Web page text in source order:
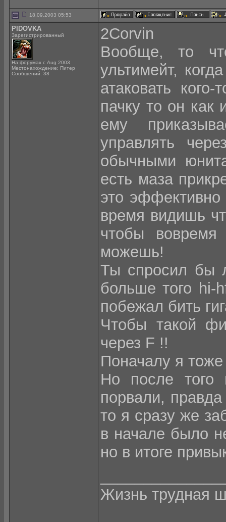
18.09.2003 05:53
PIDOVKA
Зарегистрированный
На форумах с Aug 2003
Местонахождение: Питер
Сообщений: 38
2Corvin
Вообще, то
ультимейт,
атаковать
пачку то он как
ему
управлять
обычными
есть маза
это эффективно
время видишь
чтобы
можешь!
Ты спросил бы
больше того hi-
побежал бить
Чтобы такой
через F !!
Поначалу я
Но после
порвали,
то я сразу же
в начале было
но в итоге
Жизнь трудная